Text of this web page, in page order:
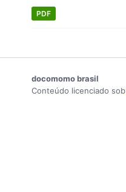
PDF
docomomo brasil
Conteúdo licenciado sob